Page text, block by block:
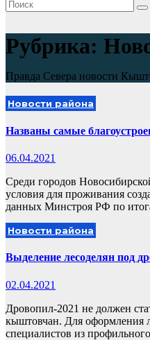
Рубрика:
Правда Севера новости
Новости района
Названы самые
06.04.2021
Среди городов
условия для проживания
данных Минстроя РФ по
Новости района
Выделение лесоделян под
02.04.2021
Дровопил-2021 не должен
кыштовчан. Для оформления
специалистов из